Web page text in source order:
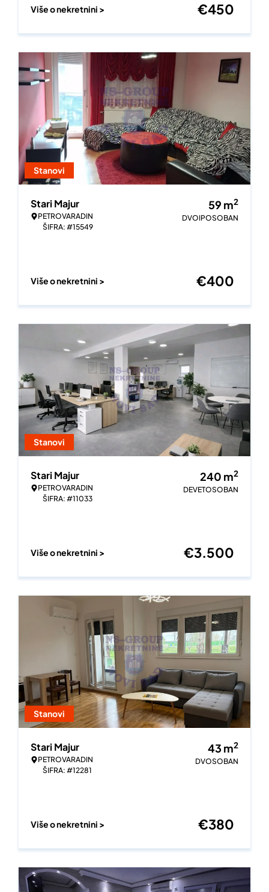
Više o nekretnini > €450
Stanovi
Stari Majur
PETROVARADIN
ŠIFRA: #15549
59 m2
DVOIPOSOBAN
Više o nekretnini > €400
Stanovi
Stari Majur
PETROVARADIN
ŠIFRA: #11033
240 m2
DEVETOSOBAN
Više o nekretnini > €3.500
Stanovi
Stari Majur
PETROVARADIN
ŠIFRA: #12281
43 m2
DVOSOBAN
Više o nekretnini > €380